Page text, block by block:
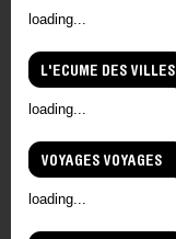
loading...
L'ECUME DES VILLES
loading...
VOYAGES VOYAGES
loading...